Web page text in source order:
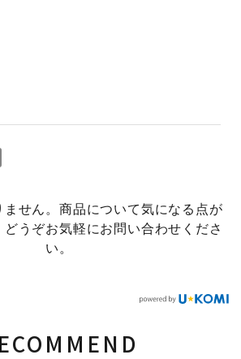
ません。商品について気になる点が
うぞお気軽にお問い合わせくださ
い。